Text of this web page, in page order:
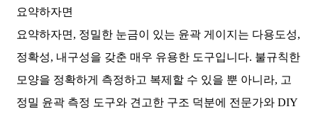
요약하자면
요약하자면, 정밀한 눈금이 있는 윤곽 게이지는 다용도성,
정확성, 내구성을 갖춘 매우 유용한 도구입니다. 불규칙한
모양을 정확하게 측정하고 복제할 수 있을 뿐 아니라, 고
정밀 윤곽 측정 도구와 견고한 구조 덕분에 전문가와 DIY